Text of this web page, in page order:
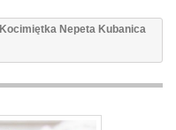
Kocimiętka Nepeta Kubanica